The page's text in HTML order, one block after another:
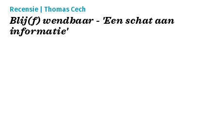
Recensie | Thomas Cech
Blij(f) wendbaar - 'Een schat aan
informatie'